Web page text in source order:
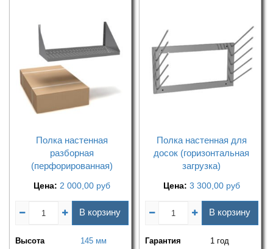
Полка настенная
разборная
(перфорированная)
Цена: 2 000,00 руб
В корзину
Высота
145 мм
Полка настенная для
досок (горизонтальная
загрузка)
Цена: 3 300,00 руб
В корзину
Гарантия 1 год